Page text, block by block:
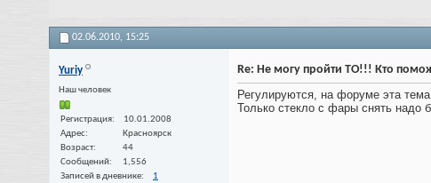
02.06.2010, 15:25
Yuriy
Наш человек
Регистрация
10.01.2008
Адрес
Красноярск
Возраст
44
Сообщений
1,556
Записей в дневнике
1
Re: Не могу пройти ТО!!! Кто
Регулируются, на форуме эта
Только стекло с фары снять надо